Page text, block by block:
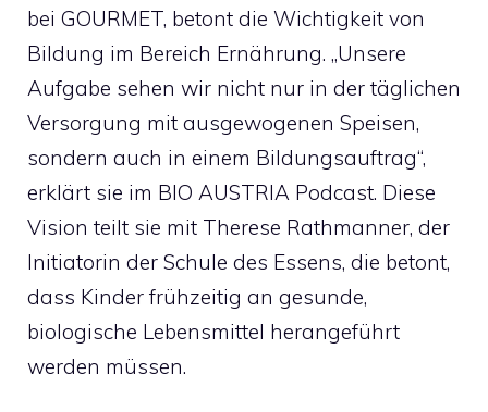
bei GOURMET, betont die Wichtigkeit von
Bildung im Bereich Ernährung. „Unsere
Aufgabe sehen wir nicht nur in der täglichen
Versorgung mit ausgewogenen Speisen,
sondern auch in einem Bildungsauftrag“,
erklärt sie im BIO AUSTRIA Podcast. Diese
Vision teilt sie mit Therese Rathmanner, der
Initiatorin der Schule des Essens, die betont,
dass Kinder frühzeitig an gesunde,
biologische Lebensmittel herangeführt
werden müssen.